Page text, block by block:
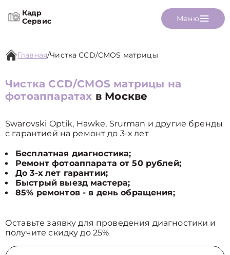
Кадр
Сервис
Меню
Главная/Чистка CCD/CMOS матрицы
Чистка CCD/CMOS матрицы на
фотоаппаратах в Москве
Swarovski Optik, Hawke, Srurman и другие бренды
с гарантией на ремонт до 3-х лет
Бесплатная диагностика;
Ремонт фотоаппарата от 50 рублей;
До 3-х лет гарантии;
Быстрый выезд мастера;
85% ремонтов - в день обращения;
Оставьте заявку для проведения диагностики и
получите скидку до 25%